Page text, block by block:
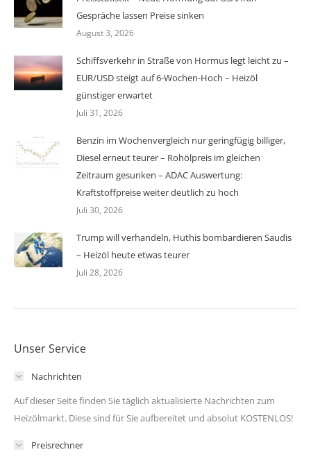
Gespräche lassen Preise sinken
August 3, 2026
Schiffsverkehr in Straße von Hormus legt leicht zu –
EUR/USD steigt auf 6-Wochen-Hoch – Heizöl
günstiger erwartet
Juli 31, 2026
Benzin im Wochenvergleich nur geringfügig billiger,
Diesel erneut teurer – Rohölpreis im gleichen
Zeitraum gesunken – ADAC Auswertung:
Kraftstoffpreise weiter deutlich zu hoch
Juli 30, 2026
Trump will verhandeln, Huthis bombardieren Saudis
– Heizöl heute etwas teurer
Juli 28, 2026
Unser Service
Nachrichten
Auf dieser Seite finden Sie täglich aktualisierte Nachrichten zum
Heizölmarkt. Diese sind für Sie aufbereitet und absolut KOSTENLOS!
Preisrechner